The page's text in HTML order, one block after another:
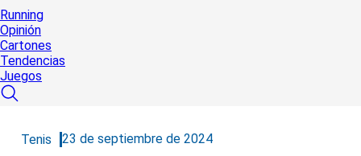
Running
Opinión
Cartones
Tendencias
Juegos
Tenis 23 de septiembre de 2024